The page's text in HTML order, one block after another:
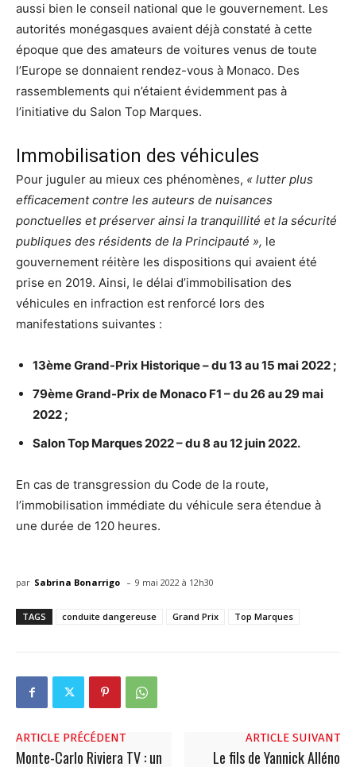
aussi bien le conseil national que le gouvernement. Les
autorités monégasques avaient déjà constaté à cette
époque que des amateurs de voitures venus de toute
l’Europe se donnaient rendez-vous à Monaco. Des
rassemblements qui n’étaient évidemment pas à
l’initiative du Salon Top Marques.
Immobilisation des véhicules
Pour juguler au mieux ces phénomènes, « lutter plus
efficacement contre les auteurs de nuisances
ponctuelles et préserver ainsi la tranquillité et la sécurité
publiques des résidents de la Principauté », le
gouvernement réitère les dispositions qui avaient été
prise en 2019. Ainsi, le délai d’immobilisation des
véhicules en infraction est renforcé lors des
manifestations suivantes :
13ème Grand-Prix Historique – du 13 au 15 mai 2022 ;
79ème Grand-Prix de Monaco F1 – du 26 au 29 mai
2022 ;
Salon Top Marques 2022 – du 8 au 12 juin 2022.
En cas de transgression du Code de la route,
l’immobilisation immédiate du véhicule sera étendue à
une durée de 120 heures.
par Sabrina Bonarrigo - 9 mai 2022 à 12h30
TAGS conduite dangereuse Grand Prix Top Marques
ARTICLE PRÉCÉDENT
Monte-Carlo Riviera TV : un
ARTICLE SUIVANT
Le fils de Yannick Alléno